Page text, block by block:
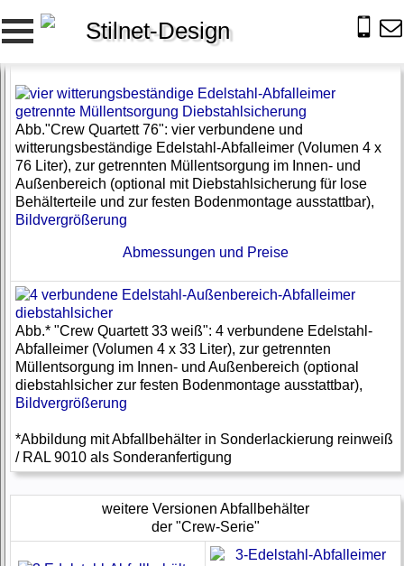
Stilnet-Design
Abb."Crew Quartett 76": vier verbundene und
witterungsbeständige Edelstahl-Abfalleimer (Volumen 4 x
76 Liter), zur getrennten Müllentsorgung im Innen- und
Außenbereich (optional mit Diebstahlsicherung für lose
Behälterteile und zur festen Bodenmontage ausstattbar),
Bildvergrößerung
Abmessungen und Preise
Abb.* "Crew Quartett 33 weiß": 4 verbundene Edelstahl-
Abfalleimer (Volumen 4 x 33 Liter), zur getrennten
Müllentsorgung im Innen- und Außenbereich (optional
diebstahlsicher zur festen Bodenmontage ausstattbar),
Bildvergrößerung
*Abbildung mit Abfallbehälter in Sonderlackierung reinweiß
/ RAL 9010 als Sonderanfertigung
weitere Versionen Abfallbehälter
der "Crew-Serie"